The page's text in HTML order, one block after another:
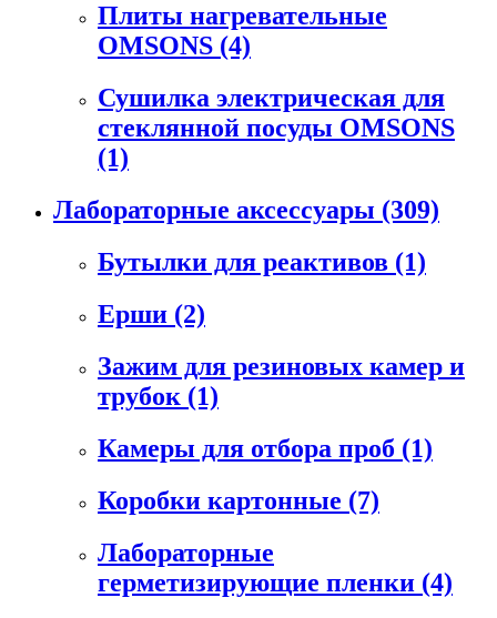
Плиты нагревательные
OMSONS (4)
Сушилка электрическая для
стеклянной посуды OMSONS
(1)
Лабораторные аксессуары (309)
Бутылки для реактивов (1)
Ерши (2)
Зажим для резиновых камер и
трубок (1)
Камеры для отбора проб (1)
Коробки картонные (7)
Лабораторные
герметизирующие пленки (4)